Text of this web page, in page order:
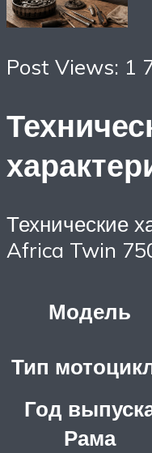
Post Views: 1
Технические
Africa Twin
Модель
Тип
Год
Рама